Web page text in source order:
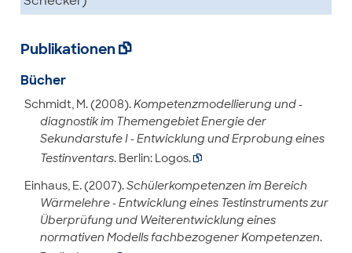
Publikationen 
Bücher
Schmidt, M. (2008).Kompetenzmodellierung und -
diagnostik im Themengebiet Energie der
Sekundarstufe I - Entwicklung und Erprobung eines
Testinventars. Berlin: Logos.
Einhaus, E. (2007).Schülerkompetenzen im Bereich
Wärmelehre - Entwicklung eines Testinstruments zur
Überprüfung und Weiterentwicklung eines
normativen Modells fachbezogener Kompetenzen.